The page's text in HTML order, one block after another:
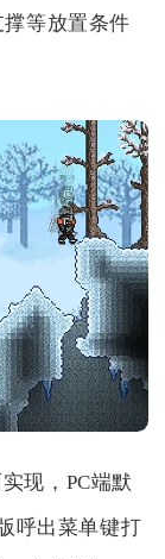
等放置条件
现，PC端默
呼出菜单键打